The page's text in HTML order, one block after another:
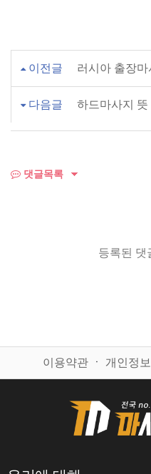
이전글
러시아 출장
다음글
하드마사지
댓글목록
등록된 댓
이용약관 ㆍ 개인정